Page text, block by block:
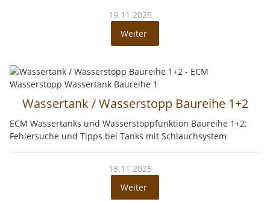
19.11.2025
Weiter
Wassertank / Wasserstopp Baureihe 1+2
ECM Wassertanks und Wasserstoppfunktion Baureihe 1+2:
Fehlersuche und Tipps bei Tanks mit Schlauchsystem
18.11.2025
Weiter